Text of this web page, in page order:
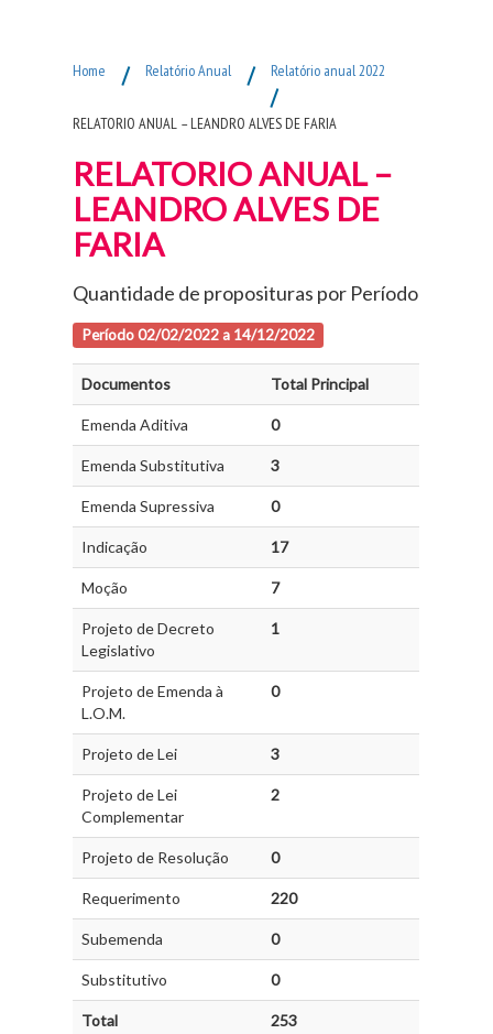
Home / Relatório Anual / Relatório anual 2022
/
RELATORIO ANUAL – LEANDRO ALVES DE FARIA
RELATORIO ANUAL –
LEANDRO ALVES DE
FARIA
Quantidade de proposituras por Período
Período 02/02/2022 a 14/12/2022
Documentos Total Principal
Emenda Aditiva 0
Emenda Substitutiva 3
Emenda Supressiva 0
Indicação 17
Moção 7
Projeto de Decreto
Legislativo
1
Projeto de Emenda à
L.O.M.
0
Projeto de Lei 3
Projeto de Lei
Complementar
2
Projeto de Resolução 0
Requerimento 220
Subemenda 0
Substitutivo 0
Total 253